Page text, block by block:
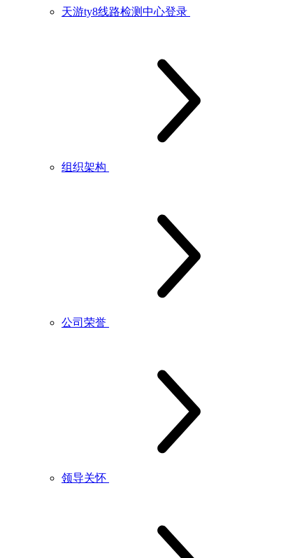
天游ty8线路检测中心登录
组织架构
公司荣誉
领导关怀